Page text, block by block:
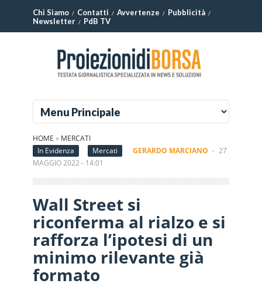
Chi Siamo Contatti Avvertenze
Pubblicità
Newsletter
PdB TV
HOME » MERCATI
In Evidenza
Mercati GERARDO MARCIANO - 27
MAGGIO 2022 - 14:01
Wall Street si
riconferma al rialzo e si
rafforza l’ipotesi di un
minimo rilevante già
formato